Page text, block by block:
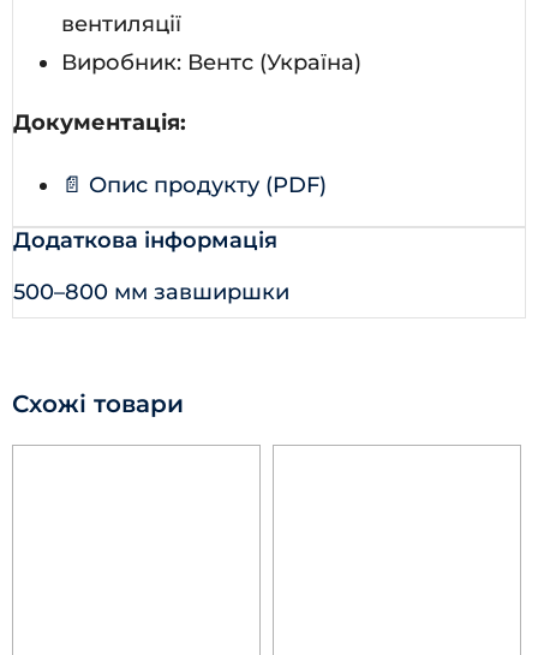
вентиляції
Виробник: Вентс (Україна)
Документація:
📄 Опис продукту (PDF)
Додаткова інформація
500–800 мм завширшки
Схожі товари